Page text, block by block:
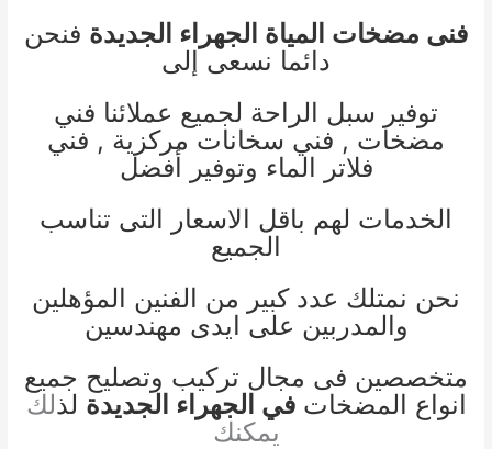
فنى مضخات المياة الجهراء الجديدة فنحن
دائما نسعى إلى
توفير سبل الراحة لجميع عملائنا فني
مضخات , فني سخانات مركز ية , فني
فلاتر الماء وتوفير أفضل
الخدمات لهم باقل الاسعار التى تناسب
الجميع
نحن نمتلك عدد كبير من الفنين المؤهلين
والمدربين على ايدى مهندسين
متخصصين فى مجال تركيب وتصليح جميع
انواع المضخاتفي الجهراء الجديدة لذلك
يمكنك